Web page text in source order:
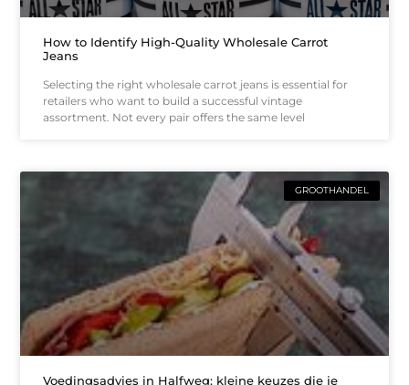
How to Identify High-Quality Wholesale Carrot
Jeans
Selecting the right wholesale carrot jeans is essential for
retailers who want to build a successful vintage
assortment. Not every pair offers the same level
GROOTHANDEL
Voedingsadvies in Halfweg: kleine keuzes die je